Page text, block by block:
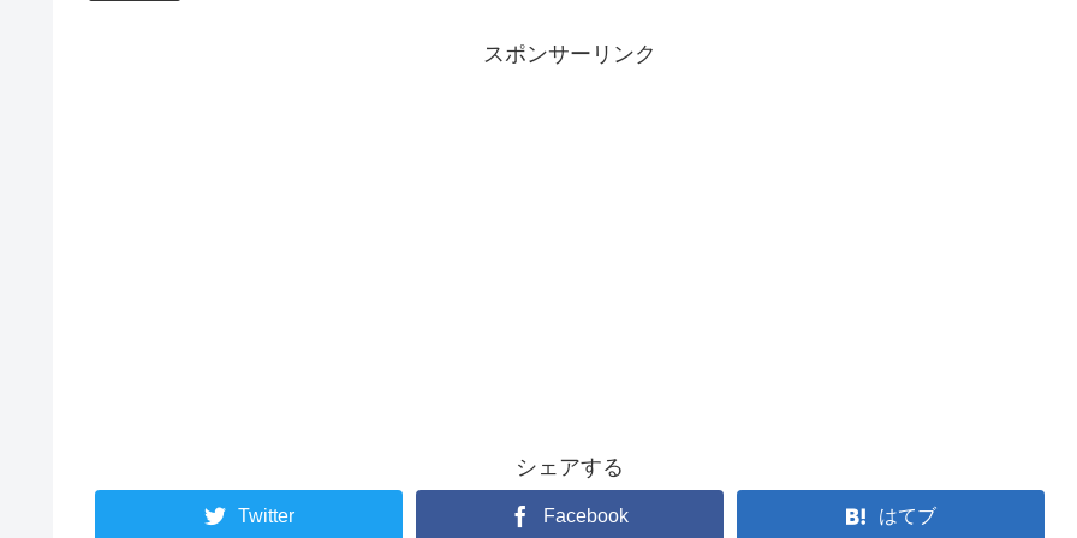
スポンサーリンク
シェアする
Twitter Facebook はてブ